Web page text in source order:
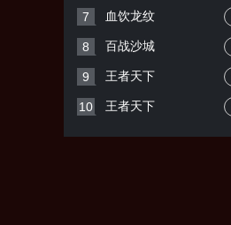
7 血饮龙纹
8 百战沙城
9 王者天下
10 王者天下